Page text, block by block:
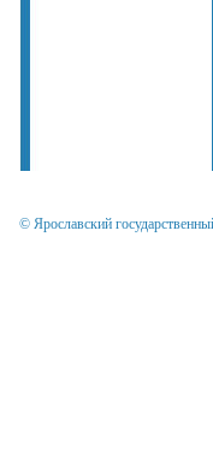
© Ярославский